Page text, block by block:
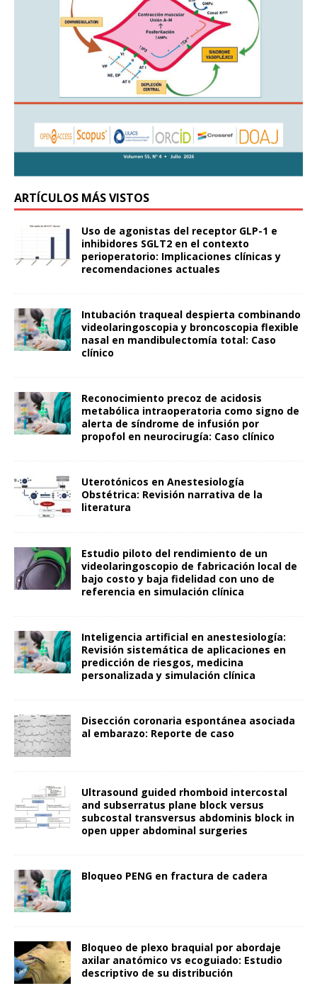
ARTÍCULOS MÁS VISTOS
Uso de agonistas del receptor GLP-1 e
inhibidores SGLT2 en el contexto
perioperatorio: Implicaciones clínicas y
recomendaciones actuales
Intubación traqueal despierta combinando
videolaringoscopia y broncoscopia flexible
nasal en mandibulectomía total: Caso
clínico
Reconocimiento precoz de acidosis
metabólica intraoperatoria como signo de
alerta de síndrome de infusión por
propofol en neurocirugía: Caso clínico
Uterotónicos en Anestesiología
Obstétrica: Revisión narrativa de la
literatura
Estudio piloto del rendimiento de un
videolaringoscopio de fabricación local de
bajo costo y baja fidelidad con uno de
referencia en simulación clínica
Inteligencia artificial en anestesiología:
Revisión sistemática de aplicaciones en
predicción de riesgos, medicina
personalizada y simulación clínica
Disección coronaria espontánea asociada
al embarazo: Reporte de caso
Ultrasound guided rhomboid intercostal
and subserratus plane block versus
subcostal transversus abdominis block in
open upper abdominal surgeries
Bloqueo PENG en fractura de cadera
Bloqueo de plexo braquial por abordaje
axilar anatómico vs ecoguiado: Estudio
descriptivo de su distribución